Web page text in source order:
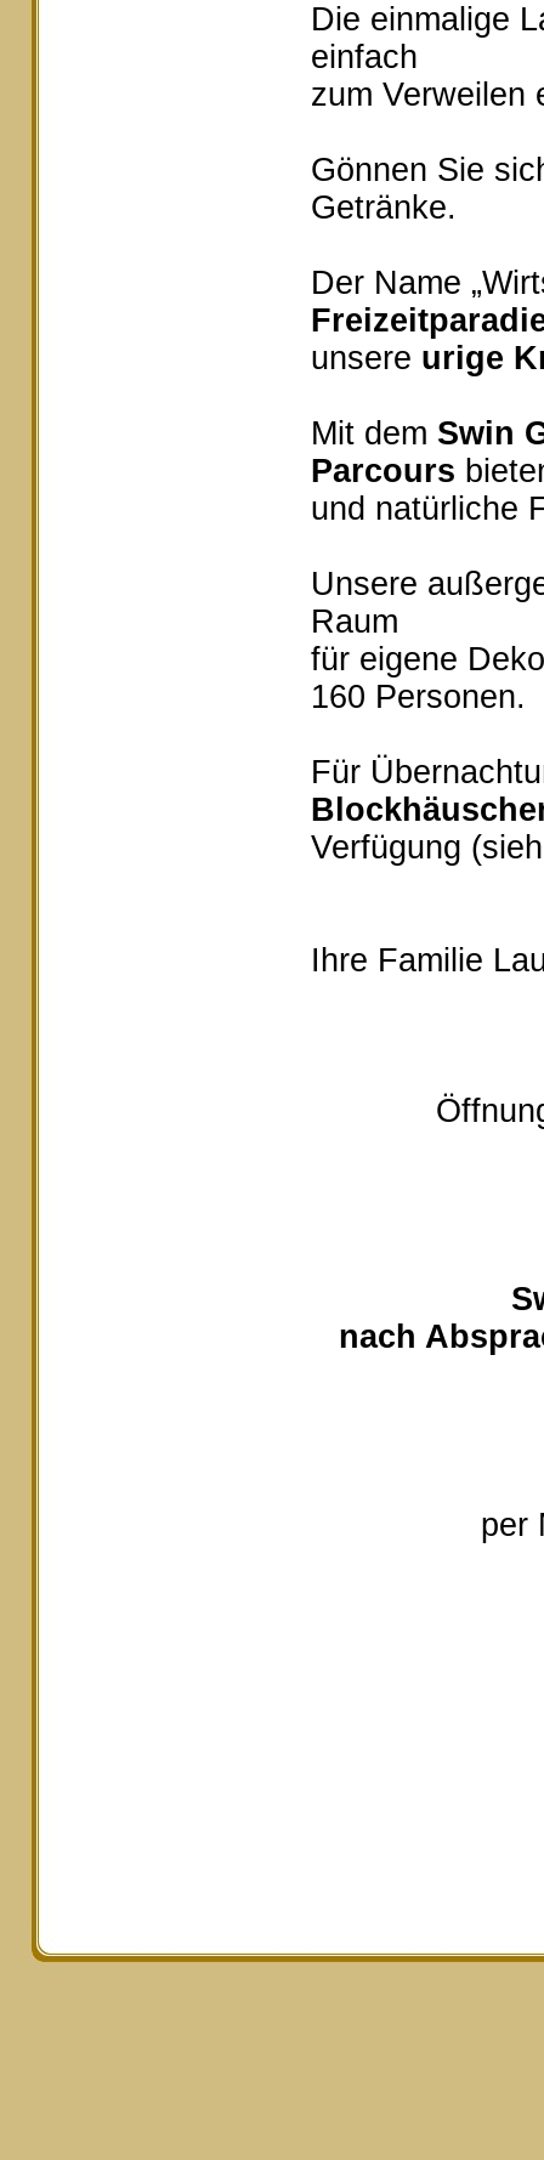
Die einmalige
einfach
zum Verweilen
Gönnen Sie
Getränke.
Der Name
unsere urige
Mit dem Swin
Parcours
und natürliche
Unsere
Raum
für eigene
160 Personen.
Für
Verfügung
Ihre Familie
nach
per